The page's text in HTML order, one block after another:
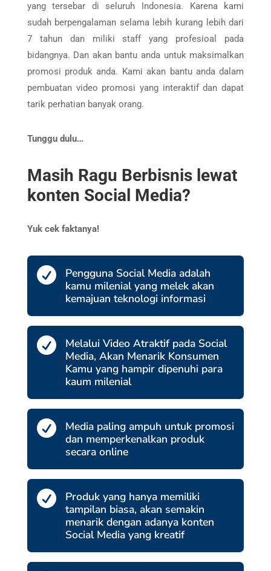
yang tersebar di seluruh Indonesia. Karena kami
sudah berpengalaman selama lebih kurang lebih dari
7 tahun dan miliki staff yang profesioal pada
bidangnya. Dan akan bantu anda untuk maksimalkan
promosi produk anda. Kami akan bantu anda dalam
pembuatan video promosi yang interaktif dan dapat
tarik perhatian banyak orang.
Tunggu dulu…
Masih Ragu Berbisnis lewat
konten Social Media?
Yuk cek faktanya!

Pengguna Social Media adalah
kamu milenial yang melek akan
kemajuan teknologi informasi

Melalui Video Atraktif pada Social
Media, Akan Menarik Konsumen
Kamu yang hampir dipenuhi para
kaum milenial

Media paling ampuh untuk promosi
dan memperkenalkan produk
secara online

Produk yang hanya memiliki
tampilan biasa, akan semakin
menarik dengan adanya konten
Social Media yang kreatif